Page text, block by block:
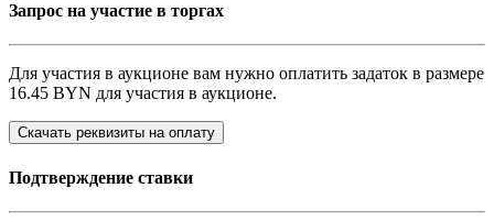
Запрос на участие в торгах
Для участия в аукционе вам нужно оплатить задаток в размере
16.45 BYN для участия в аукционе.
Скачать реквизиты на оплату
Подтверждение ставки